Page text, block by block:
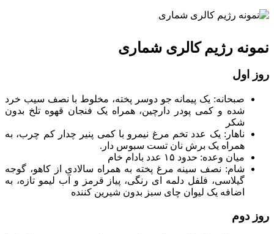
نمونه رژیم کالری شماری
روز اول
صبحانه: یک پیمانه جو دوسر پخته، مخلوط با نصف سیب خرد
شده و کمی پودر دارچین، همراه یک فنجان قهوه تلخ بدون
شکر
ناهار: یک عدد تخم مرغ نیمرو با کمی پنیر چدار کم چرب، به
همراه یک برش نان تست سبوس دار.
میان وعده: حدود ۱۵ عدد بادام خام
شام: نصف سینه مرغ پخته به همراه سالادی از کاهو، گوجه
گیلاسی، فلفل دلمه ای رنگی، پیاز قرمز و آب لیمو تازه، به
اضافه یک لیوان چای سبز بدون شیرین کننده
روز دوم